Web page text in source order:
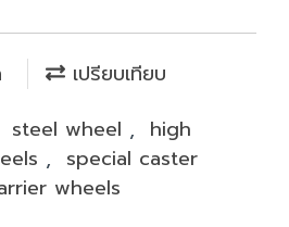
เปรียบเทียบ
steel wheel , high
, special caster
wheels